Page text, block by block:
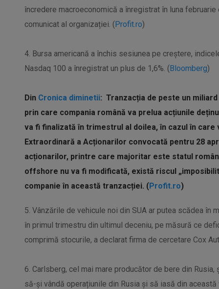
încredere macroeconomică a înregistrat în luna
comunicat al organizației. (Profit.ro)
4. Bursa americană a închis sesiunea pe creștere,
Nasdaq 100 a înregistrat un plus de 1,6%. (Bloomberg)
Din Cronica diminetii: Tranzacția de peste un
prin care compania română va prelua acțiunile
va fi finalizată în trimestrul al doilea, în cazul în care
Extraordinară a Acționarilor convocată pentru 28
acționarilor, printre care majoritar este statul
offshore nu va fi modificată, există riscul
companie în această tranzacției. (Profit.ro)
5. Vânzările de vehicule noi din SUA ar putea scădea în
în primul trimestru din ultimul deceniu, pe măsură ce
comprimă stocurile, a declarat firma de cercetare Cox
6. Carlsberg, cel mai mare producător de bere din
să-și vândă operațiunile din Rusia și să iasă din